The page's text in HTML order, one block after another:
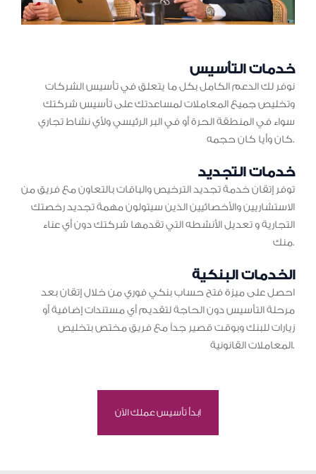
الخدمات البنكية
احصل على ميزة فتح حساب بنكي فوري من خلال إتقان بعد
مرحلة التأسيس دون الحاجة لتقديم أي مستندات إضافية أو
زيارات للبنك وبوقت قصير جداً مع فريق مختص بتخليص
المعاملات القانونية.
خدمات التجديد
توفر إتقان خدمة تجديد الترخيص والباقات بالتعاون مع فريق من
الاستشاريين والأخصائيين الذين سيتولون مهمة تجديد رخصتك
التجارية و تعديل الأنشطه التي تقدمها شركتك دون أي عناء
منك.
خدمات التأسيس
نوفر لك الدعم الكامل بكل ما يتعلق في تأسيس الشركات
وتخليص جميع المعاملات لمساعدتك على تأسيس شركتك
سواء في المنطقة الحرة أو في البر الرئيسي ولأي نشاط تجاري
كان وأيا كان حجمه.
ابدأ تأسيس عملك الآن